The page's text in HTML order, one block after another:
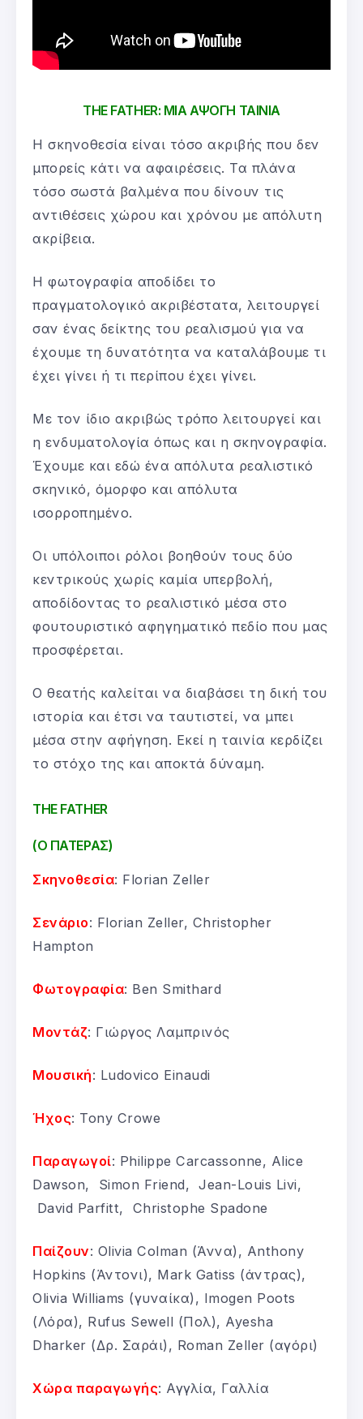
THE FATHER: ΜΙΑ ΑΨΟΓΗ ΤΑΙΝΙΑ
Η σκηνοθεσία είναι τόσο ακριβής που δεν
μπορείς κάτι να αφαιρέσεις. Τα πλάνα
τόσο σωστά βαλμένα που δίνουν τις
αντιθέσεις χώρου και χρόνου με απόλυτη
ακρίβεια.
Η φωτογραφία αποδίδει το
πραγματολογικό ακριβέστατα, λειτουργεί
σαν ένας δείκτης του ρεαλισμού για να
έχουμε τη δυνατότητα να καταλάβουμε τι
έχει γίνει ή τι περίπου έχει γίνει.
Με τον ίδιο ακριβώς τρόπο λειτουργεί και
η ενδυματολογία όπως και η σκηνογραφία.
Έχουμε και εδώ ένα απόλυτα ρεαλιστικό
σκηνικό, όμορφο και απόλυτα
ισορροπημένο.
Οι υπόλοιποι ρόλοι βοηθούν τους δύο
κεντρικούς χωρίς καμία υπερβολή,
αποδίδοντας το ρεαλιστικό μέσα στο
φουτουριστικό αφηγηματικό πεδίο που μας
προσφέρεται.
Ο θεατής καλείται να διαβάσει τη δική του
ιστορία και έτσι να ταυτιστεί, να μπει
μέσα στην αφήγηση. Εκεί η ταινία κερδίζει
το στόχο της και αποκτά δύναμη.
THE FATHER
(Ο ΠΑΤΕΡΑΣ)
Σκηνοθεσία: Florian Zeller
Σενάριο: Florian Zeller, Christopher
Hampton
Φωτογραφία: Ben Smithard
Μοντάζ: Γιώργος Λαμπρινός
Μουσική: Ludovico Einaudi
Ήχος: Tony Crowe
Παραγωγοί: Philippe Carcassonne, Alice
Dawson, Simon Friend, Jean-Louis Livi,
David Parfitt, Christophe Spadone
Παίζουν: Olivia Colman (Άννα), Anthony
Hopkins (Άντονι), Mark Gatiss (άντρας),
Olivia Williams (γυναίκα), Imogen Poots
(Λόρα), Rufus Sewell (Πολ), Ayesha
Dharker (Δρ. Σαράι), Roman Zeller (αγόρι)
Χώρα παραγωγής: Αγγλία, Γαλλία